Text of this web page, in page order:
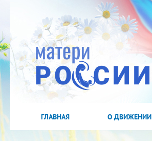
ГЛАВНАЯ О ДВИЖЕНИИ